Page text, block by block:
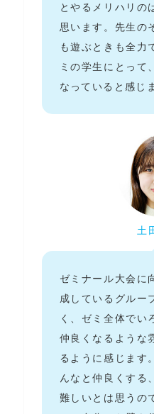
とやるメリハリの
思います。先生の
も遊ぶときも全力
ミの学生にとって
なっていると感じ
土
ゼミナール大会に
成しているグルー
く、ゼミ全体でい
仲良くなるような
るように感じます
んなと仲良くする
難しいとは思うの